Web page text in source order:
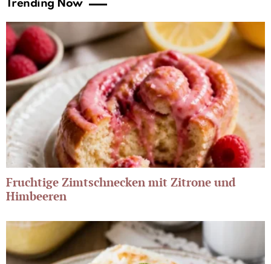
Trending Now
Fruchtige Zimtschnecken mit Zitrone und
Himbeeren